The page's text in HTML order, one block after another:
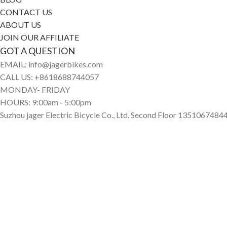
CONTACT US
ABOUT US
JOIN OUR AFFILIATE
GOT A QUESTION
EMAIL: info@jagerbikes.com
CALL US: +8618688744057
MONDAY- FRIDAY
HOURS: 9:00am - 5:00pm
Suzhou jager Electric Bicycle Co., Ltd. Second Floor